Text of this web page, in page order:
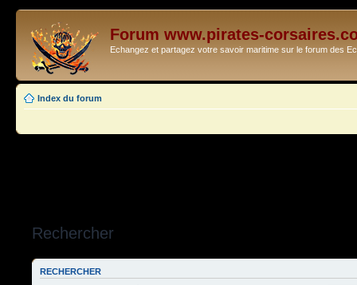
Forum www.pirates-
Echangez et partagez votre savoir maritime sur le forum des
Index du forum
Rechercher
RECHERCHER